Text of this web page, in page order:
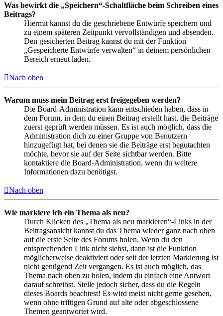
Was bewirkt die „Speichern“-Schaltfläche beim Schreiben eines
Beitrags?
Hiermit kannst du die geschriebene Entwürfe speichern und
zu einem späteren Zeitpunkt vervollständigen und absenden.
Den gesicherten Beitrag kannst du mit der Funktion
„Gespeicherte Entwürfe verwalten“ in deinem persönlichen
Bereich erneut laden.
Nach oben
Warum muss mein Beitrag erst freigegeben werden?
Die Board-Administration kann entschieden haben, dass in
dem Forum, in dem du einen Beitrag erstellt hast, die Beiträge
zuerst geprüft werden müssen. Es ist auch möglich, dass die
Administration dich zu einer Gruppe von Benutzern
hinzugefügt hat, bei denen sie die Beiträge erst begutachten
möchte, bevor sie auf der Seite sichtbar werden. Bitte
kontaktiere die Board-Administration, wenn du weitere
Informationen dazu benötigst.
Nach oben
Wie markiere ich ein Thema als neu?
Durch Klicken des „Thema als neu markieren“-Links in der
Beitragsansicht kannst du das Thema wieder ganz nach oben
auf die erste Seite des Forums holen. Wenn du den
entsprechenden Link nicht siehst, dann ist die Funktion
möglicherweise deaktiviert oder seit der letzten Markierung ist
nicht genügend Zeit vergangen. Es ist auch möglich, das
Thema nach oben zu holen, indem du einfach eine Antwort
darauf schreibst. Stelle jedoch sicher, dass du die Regeln
dieses Boards beachtest! Es wird meist nicht gerne gesehen,
wenn ohne triftigen Grund auf alte oder abgeschlossene
Themen geantwortet wird.